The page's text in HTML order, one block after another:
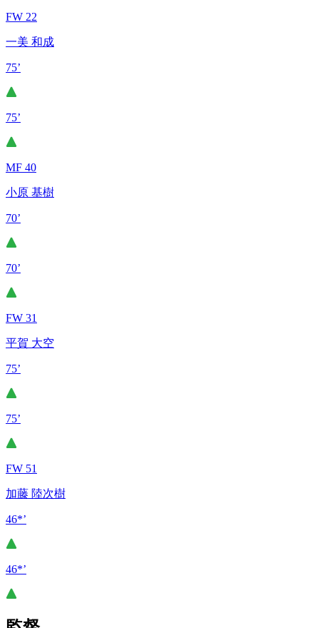
FW 22
一美 和成
75’
75’
MF 40
小原 基樹
70’
70’
FW 31
平賀 大空
75’
75’
FW 51
加藤 陸次樹
46*’
46*’